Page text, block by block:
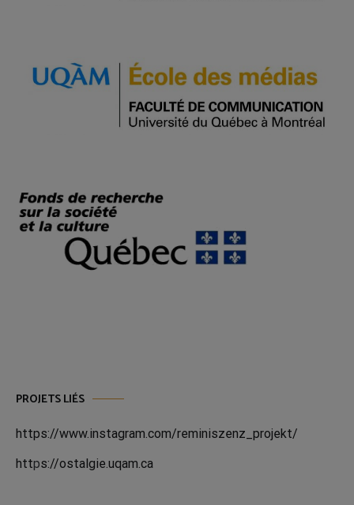
PROJETS LIÉS
https://www.instagram.com/reminiszenz_projekt/
https://ostalgie.uqam.ca